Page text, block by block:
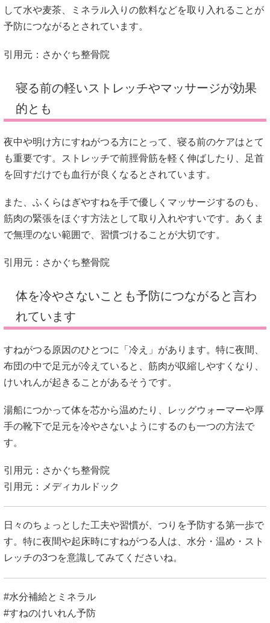
して水や麦茶、ミネラル入りの飲料などを取り入れることが
予防につながるとされています。
引用元： さかぐち整骨院
寝る前の軽いストレッチやマッサージが効果
的とも
夜中や明け方にすねがつる方にとって、寝る前のケアはとて
も重要です。ストレッチで前脛骨筋を軽く伸ばしたり、足首
を回すだけでも血行が良くなるとされています。
また、ふくらはぎやすねを手で優しくマッサージするのも、
筋肉の緊張をほぐす方法として取り入れやすいです。あくま
で無理のない範囲で、習慣づけることが大切です。
引用元： さかぐち整骨院
体を冷やさないことも予防につながると言わ
れています
すねがつる原因のひとつに「冷え」があります。特に夜間、
布団の中で足元が冷えていると、筋肉が収縮しやすくなり、
けいれんが起きることがあるそうです。
湯船につかって体を芯から温めたり、レッグウォーマーや厚
手の靴下で足元を冷やさないようにするのも一つの方法で
す。
引用元： さかぐち整骨院
引用元：
メディカルドック
日々のちょっとした工夫や習慣が、つりを予防する第一歩で
す。特に夜間や起床時にすねがつる人は、水分・温め・スト
レッチの3つを意識してみてくださいね。
#水分補給とミネラル
#すねのけいれん予防